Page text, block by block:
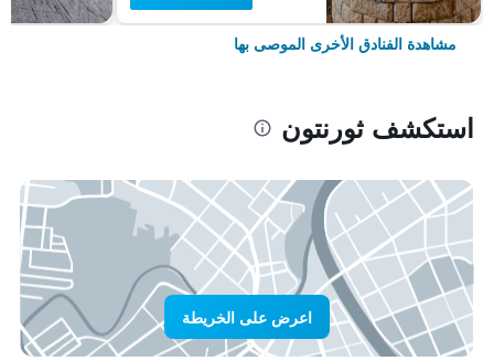
مشاهدة الفنادق الأخرى الموصى بها
استكشف ثورنتون
اعرض على الخريطة